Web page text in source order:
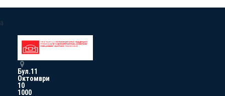
a
Бул.11
Октомври
10
1000